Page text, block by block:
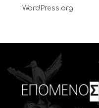
WordPress.org